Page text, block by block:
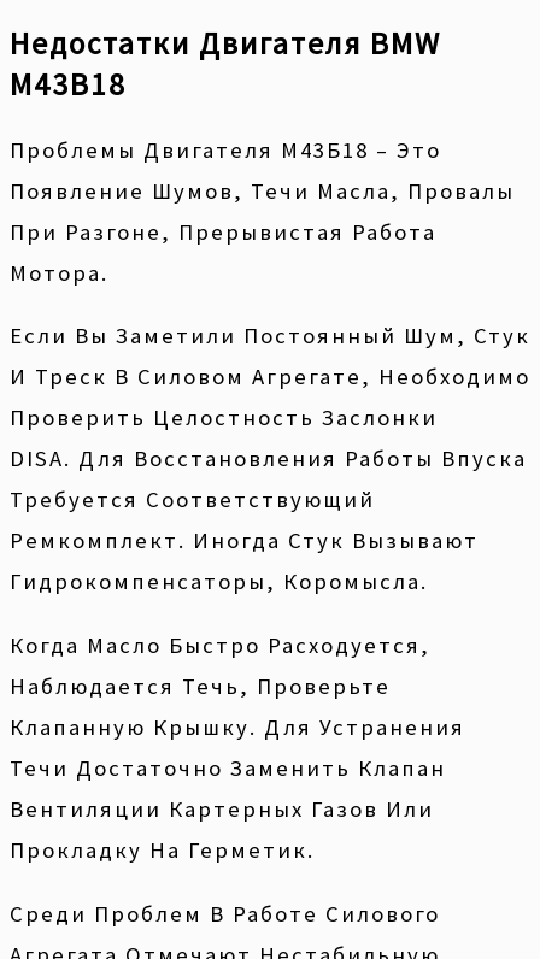
Недостатки Двигателя BMW
M43B18
Проблемы Двигателя М43Б18 – Это
Появление Шумов, Течи Масла, Провалы
При Разгоне, Прерывистая Работа
Мотора.
Если Вы Заметили Постоянный Шум, Стук
И Треск В Силовом Агрегате, Необходимо
Проверить Целостность Заслонки
DISA. Для Восстановления Работы Впуска
Требуется Соответствующий
Ремкомплект. Иногда Стук Вызывают
Гидрокомпенсаторы, Коромысла.
Когда Масло Быстро Расходуется,
Наблюдается Течь, Проверьте
Клапанную Крышку. Для Устранения
Течи Достаточно Заменить Клапан
Вентиляции Картерных Газов Или
Прокладку На Герметик.
Среди Проблем В Работе Силового